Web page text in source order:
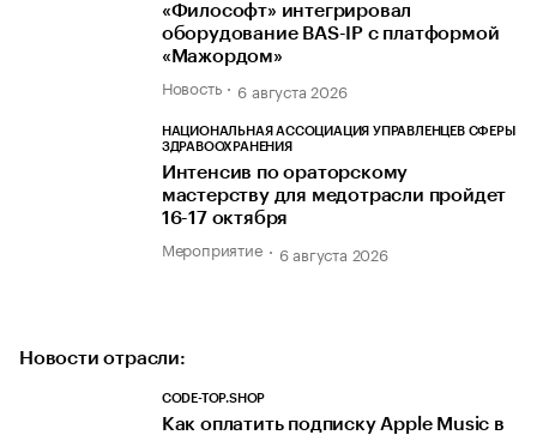
«Философт» интегрировал
оборудование BAS-IP с платформой
«Мажордом»
Новость 6 августа 2026
НАЦИОНАЛЬНАЯ АССОЦИАЦИЯ УПРАВЛЕНЦЕВ СФЕРЫ
ЗДРАВООХРАНЕНИЯ
Интенсив по ораторскому
мастерству для медотрасли пройдет
16-17 октября
Мероприятие 6 августа 2026
Новости отрасли:
CODE-TOP.SHOP
Как оплатить подписку Apple Music в